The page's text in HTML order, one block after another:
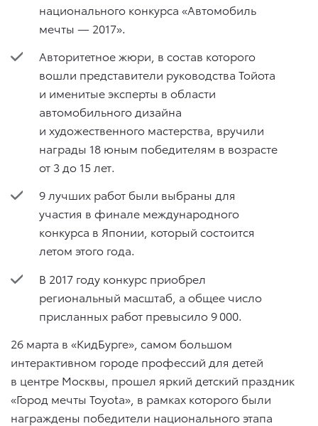
национального конкурса «Автомобиль
мечты — 2017».
Авторитетное жюри, в состав которого
вошли представители руководства Тойота
и именитые эксперты в области
автомобильного дизайна
и художественного мастерства, вручили
награды 18 юным победителям в возрасте
от 3 до 15 лет.
9 лучших работ были выбраны для
участия в финале международного
конкурса в Японии, который состоится
летом этого года.
В 2017 году конкурс приобрел
региональный масштаб, а общее число
присланных работ превысило 9 000.
26 марта в «КидБурге», самом большом
интерактивном городе профессий для детей
в центре Москвы, прошел яркий детский праздник
«Город мечты Toyota», в рамках которого были
награждены победители национального этапа